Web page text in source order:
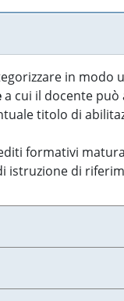
in
a cui il docente può
titolo di
formativi
istruzione di